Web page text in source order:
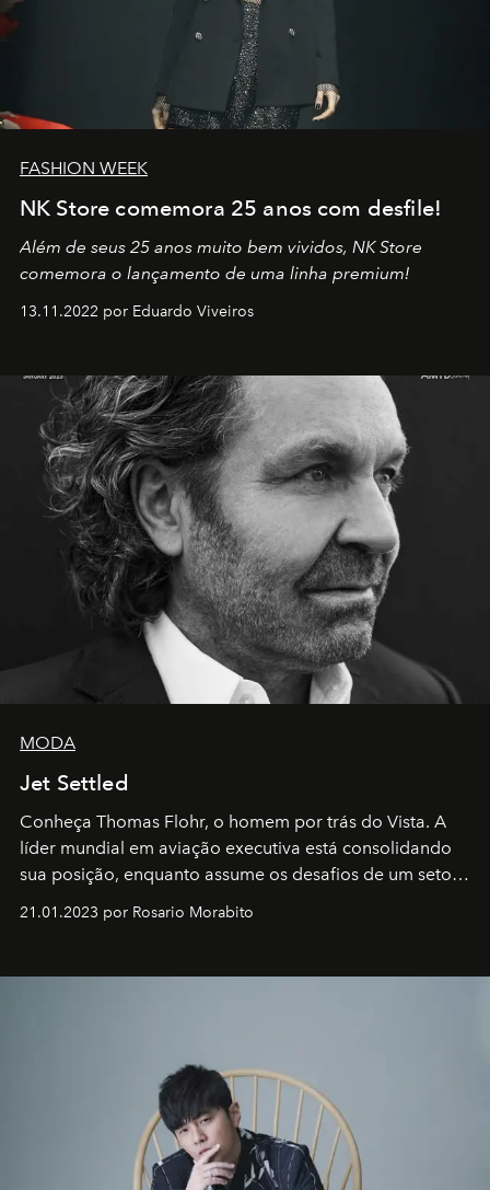
FASHION WEEK
NK Store comemora 25 anos com desfile!
Além de seus 25 anos muito bem vividos, NK Store
comemora o lançamento de uma linha premium!
13.11.2022 por Eduardo Viveiros
MODA
Jet Settled
Conheça Thomas Flohr, o homem por trás do Vista. A
líder mundial em aviação executiva está consolidando
sua posição, enquanto assume os desafios de um setor
21.01.2023 por Rosario Morabito